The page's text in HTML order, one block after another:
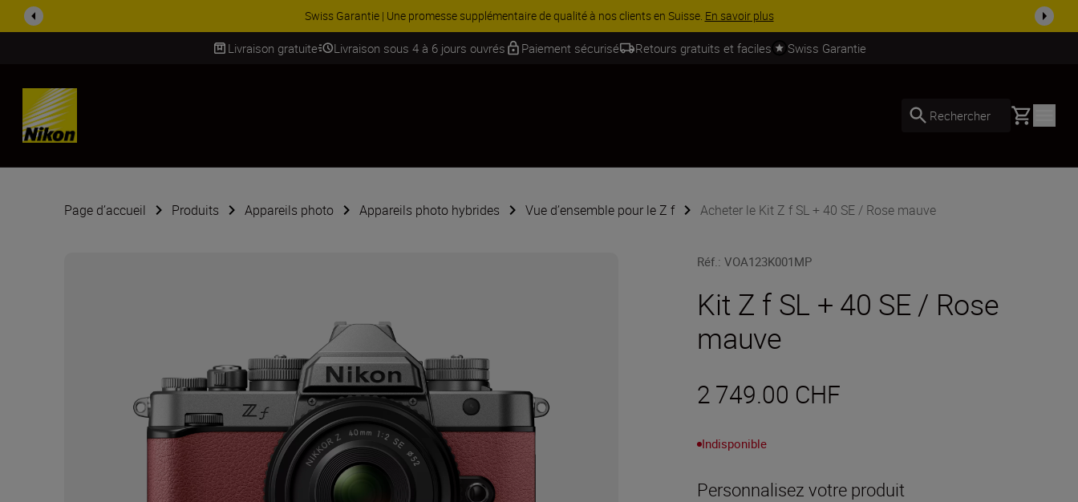
ACCESSOIRES EN PROMOTION | Économisez 15 % sur une sélection d’accessoires, complétez votre kit dès ...Acheter maintenant
Livraison gratuite Livraison sous 4 à 6 jours ouvrés Paiement sécurisé Retours gratuits et faciles Swiss Garantie
SKIP
Rechercher Basket
Page d’accueil Produits Appareils photo Appareils photo hybrides Vue d’ensemble pour le Z f Acheter le Kit Z f SL + 40 SE / Rose mauve
Réf.:VOA123K001MP
Kit Z f SL + 40 SE / Rose
mauve
2 749.00 CHF
Indisponible
Personnalisez votre produit